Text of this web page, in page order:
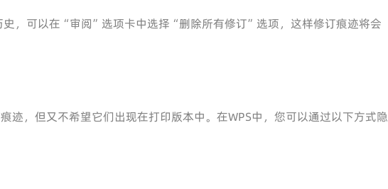
史，可以在“审阅”选项卡中选择“删除所有修订”选项，这样修订痕迹将会
迹，但又不希望它们出现在打印版本中。在WPS中，您可以通过以下方式隐